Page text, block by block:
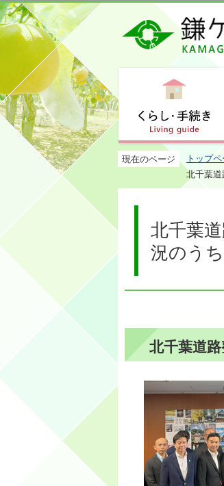
現在のページ トップ
北千葉道
北千葉
況のう
北千葉道